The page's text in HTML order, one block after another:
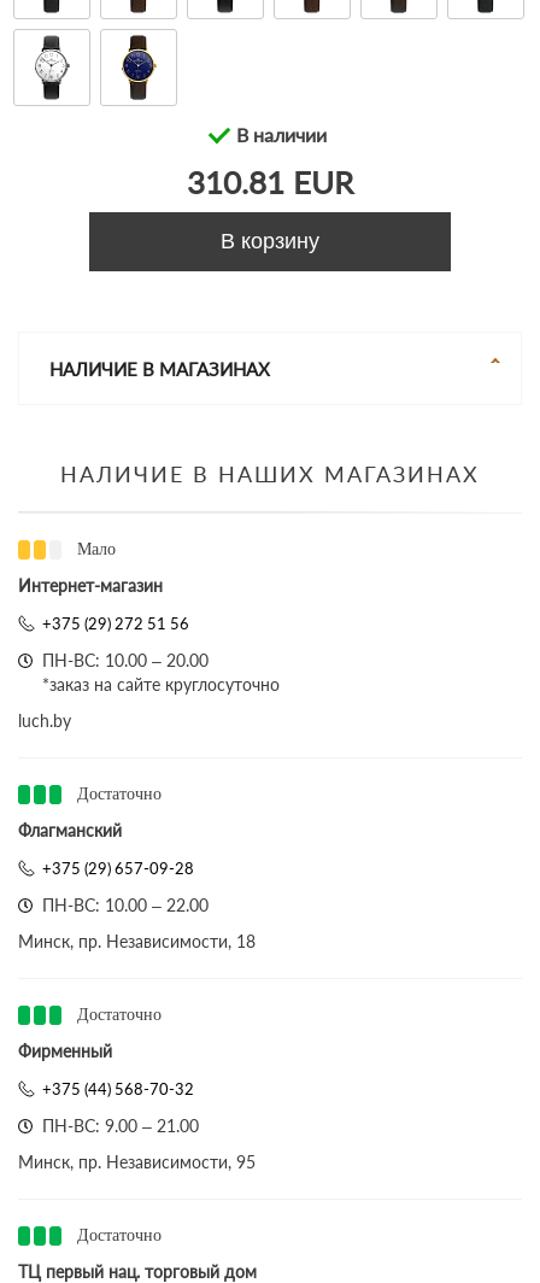
В наличии
310.81 EUR
В корзину
НАЛИЧИЕ В МАГАЗИНАХ
НАЛИЧИЕ В НАШИХ МАГАЗИНАХ
Мало
Интернет-магазин
+375 (29) 272 51 56
ПН-ВС: 10.00 – 20.00
*заказ на сайте круглосуточно
luch.by
Достаточно
Флагманский
+375 (29) 657-09-28
ПН-ВС: 10.00 – 22.00
Минск, пр. Независимости, 18
Достаточно
Фирменный
+375 (44) 568-70-32
ПН-ВС: 9.00 – 21.00
Минск, пр. Независимости, 95
Достаточно
ТЦ первый нац. торговый дом